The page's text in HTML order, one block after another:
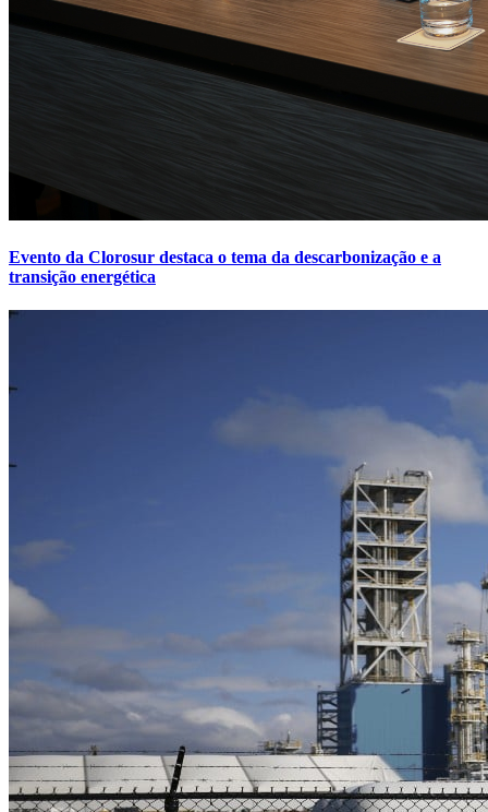
Evento da Clorosur destaca o tema da descarbonização e a
transição energética